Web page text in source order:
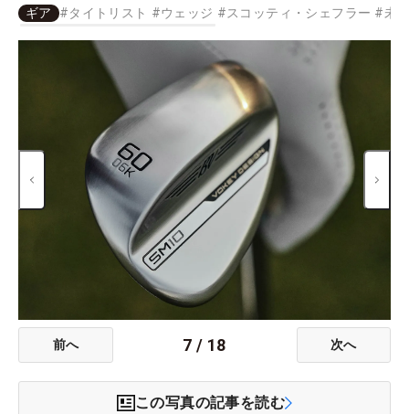
ギア #タイトリスト #ウェッジ #スコッティ・シェフラー #未
前へ 7 / 18 次へ
この写真の記事を読む